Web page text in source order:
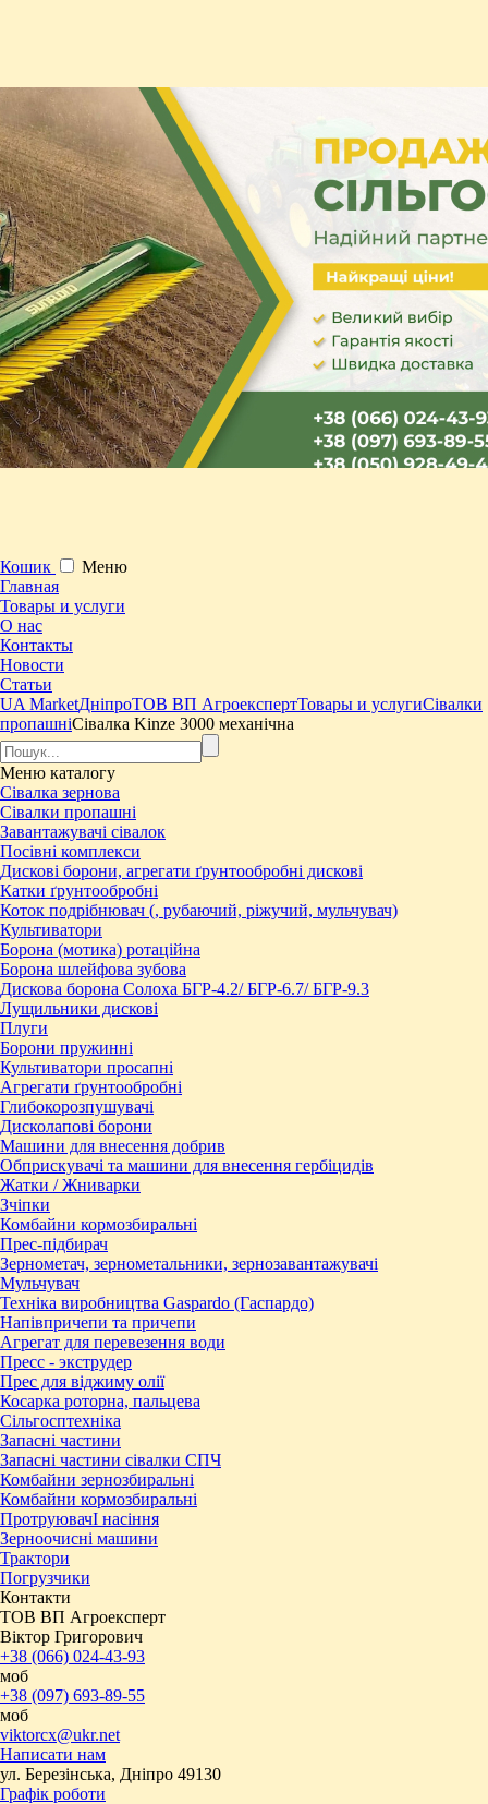
Кошик
Меню
Главная
Товары и услуги
О нас
Контакты
Новости
Статьи
UA MarketДніпроТОВ ВП АгроекспертТовары и услугиСівалки
пропашні​Сівалка Kinze 3000 механічна
Меню каталогу
Сівалка зернова
Сівалки пропашні
Завантажувачі сівалок
Посівні комплекси
Дискові борони, агрегати ґрунтообробні дискові
Катки ґрунтообробні
Коток подрібнювач (, рубаючий, ріжучий, мульчувач)
Культиватори
Борона (мотика) ротаційна
Борона шлейфова зубова
Дискова борона Солоха БГР-4.2/ БГР-6.7/ БГР-9.3
Лущильники дискові
Плуги
Борони пружинні
Культиватори просапні
Агрегати ґрунтообробні
Глибокорозпушувачі
Дисколапові борони
Машини для внесення добрив
Обприскувачі та машини для внесення гербіцидів
Жатки / Жниварки
Зчіпки
Комбайни кормозбиральні
Прес-підбирач
Зернометач, зернометальники, зернозавантажувачі
Мульчувач
Техніка виробництва Gaspardo (Гаспардо)
Напівпричепи та причепи
Агрегат для перевезення води
Пресc - экструдер
Прес для віджиму олії
Косарка роторна, пальцева
Сільгосптехніка
Запасні частини
Запасні частини сівалки СПЧ
Комбайни зернозбиральні
Комбайни кормозбиральні
ПротруювачІ насіння
Зерноочисні машини
Трактори
Погрузчики
Контакти
ТОВ ВП Агроексперт
Віктор Григорович
+38 (066) 024-43-93
моб
+38 (097) 693-89-55
моб
viktorcx@ukr.net
Написати нам
ул. Березінська, Дніпро 49130
Графік роботи